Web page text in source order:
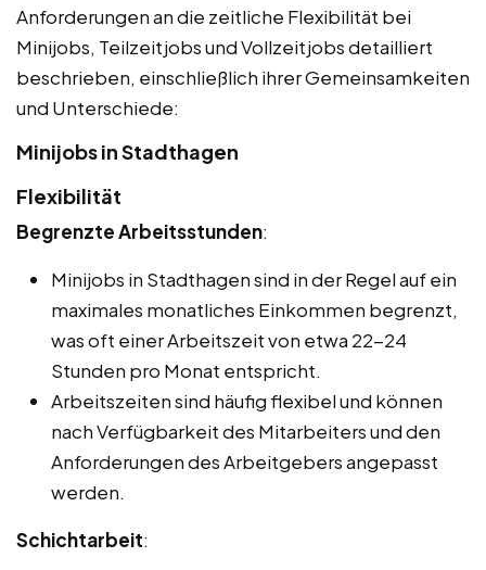
Anforderungen an die zeitliche Flexibilität bei
Minijobs, Teilzeitjobs und Vollzeitjobs detailliert
beschrieben, einschließlich ihrer Gemeinsamkeiten
und Unterschiede:
Minijobs in Stadthagen
Flexibilität
Begrenzte Arbeitsstunden:
Minijobs in Stadthagen sind in der Regel auf ein
maximales monatliches Einkommen begrenzt,
was oft einer Arbeitszeit von etwa 22-24
Stunden pro Monat entspricht.
Arbeitszeiten sind häufig flexibel und können
nach Verfügbarkeit des Mitarbeiters und den
Anforderungen des Arbeitgebers angepasst
werden.
Schichtarbeit: